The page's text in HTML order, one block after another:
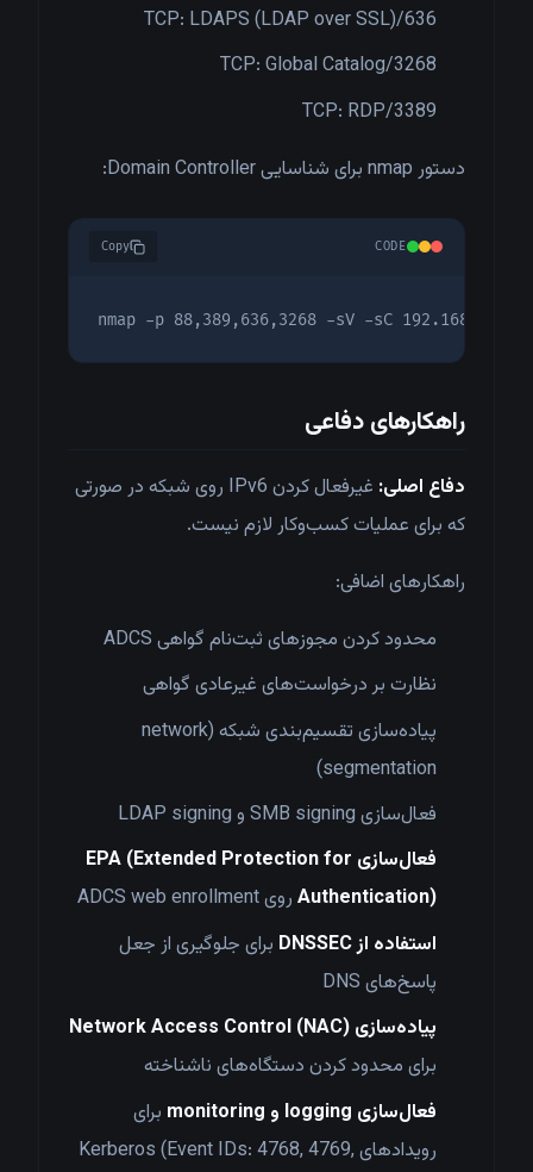
636/TCP: LDAPS (LDAP over SSL)
3268/TCP: Global Catalog
3389/TCP: RDP
دستور nmap برای شناسایی Domain Controller:
CODE
Copy
nmap -p 88,389,636,3268 -sV -sC
راهکارهای دفاعی
دفاع اصلی:
غیرفعال کردن IPv6 روی شبکه در صورتی
که برای عملیات کسب‌وکار لازم نیست.
راهکارهای اضافی:
محدود کردن مجوزهای ثبت‌نام گواهی ADCS
نظارت بر درخواست‌های غیرعادی گواهی
پیاده‌سازی تقسیم‌بندی شبکه (network
segmentation)
فعال‌سازی SMB signing و LDAP signing
فعال‌سازی EPA (Extended Protection for
Authentication) روی ADCS web enrollment
استفاده از DNSSEC
برای جلوگیری از جعل
پاسخ‌های DNS
پیاده‌سازی Network Access Control (NAC)
برای محدود کردن دستگاه‌های ناشناخته
فعال‌سازی logging و monitoring
برای
رویدادهای Kerberos (Event IDs: 4768, 4769,